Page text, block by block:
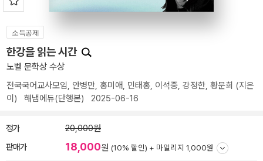
소득공제
한강을 읽는 시간
노벨 문학상 수상
전국국어교사모임, 안병만, 홍미애, 민태홍, 이석중, 강정한, 황문희 (지은
이) 해냄에듀(단행본) 2025-06-16
정가 20,000원
판매가 18,000원 (10% 할인) + 마일리지 1,000원